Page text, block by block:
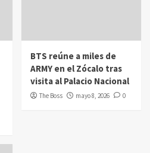
BTS reúne a miles de
ARMY en el Zócalo tras
visita al Palacio Nacional
The Boss mayo 8, 2026 0